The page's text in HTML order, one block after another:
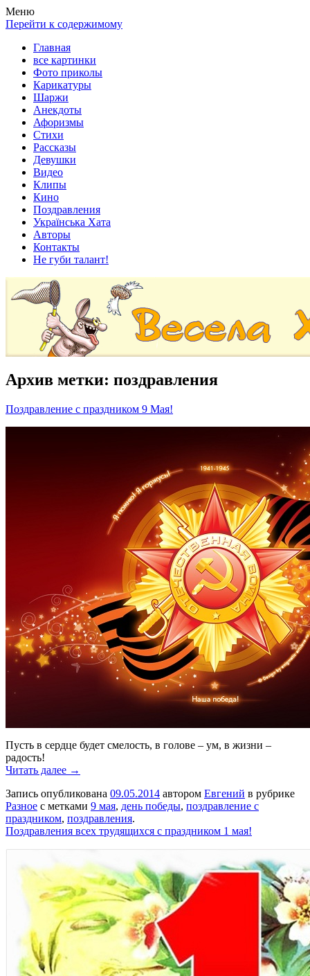
Весела хата — прикольные картинки, смешные истории,
клипы!
Покажем всем ваши фото приколы, карикатуры, шаржи, стихи,
рассказы, видео и песни!
Меню
Перейти к содержимому
Главная
все картинки
Фото приколы
Карикатуры
Шаржи
Анекдоты
Афоризмы
Стихи
Рассказы
Девушки
Видео
Клипы
Кино
Поздравления
Українська Хата
Авторы
Контакты
Не губи талант!
Архив метки: поздравления
Поздравление с праздником 9 Мая!
Пусть в сердце будет смелость, в голове – ум, в жизни –
радость!
Читать далее →
Запись опубликована 09.05.2014 автором Евгений в рубрике
Разное с метками 9 мая, день победы, поздравление с
праздником, поздравления.
Поздравления всех трудящихся с праздником 1 мая!